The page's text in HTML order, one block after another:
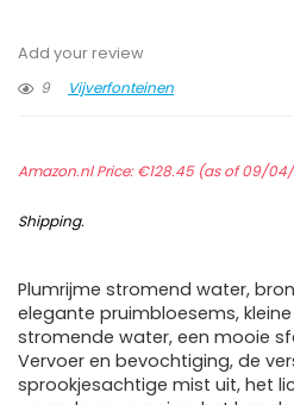
Add your review
9
Vijverfonteinen
Amazon.nl Price:€128.45(as of 09/04/
Shipping.
Plumrijme stromend water,
elegante pruimbloesems,
stromende water, een mooie
Vervoer en bevochtiging, de
sprookjesachtige mist uit, het